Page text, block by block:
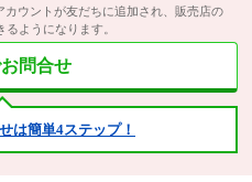
ウントが友だちに追加され、販売店の
ようになります。
問合せ
は簡単4ステップ！